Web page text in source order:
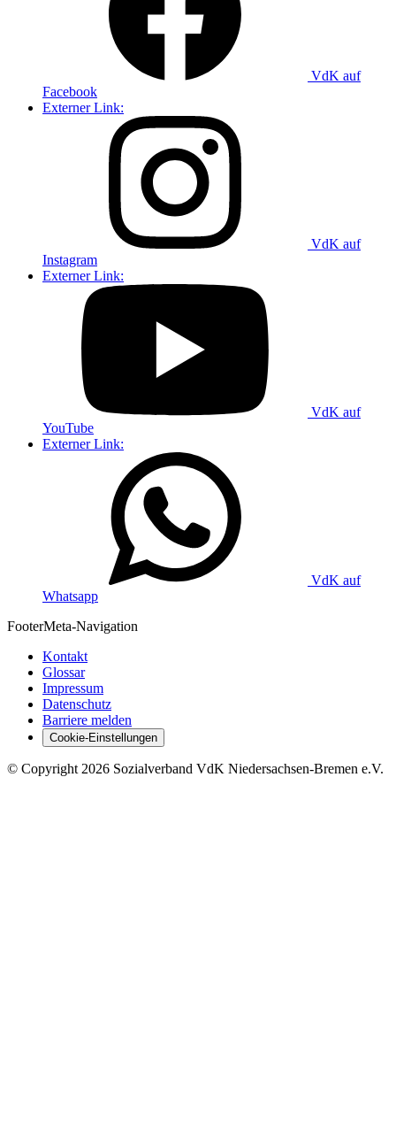
VdK auf
Facebook
Externer Link:
VdK auf
Instagram
Externer Link:
VdK auf
YouTube
Externer Link:
VdK auf
Whatsapp
FooterMeta-Navigation
Kontakt
Glossar
Impressum
Datenschutz
Barriere melden
Cookie-Einstellungen
© Copyright 2026 Sozialverband VdK Niedersachsen-Bremen e.V.